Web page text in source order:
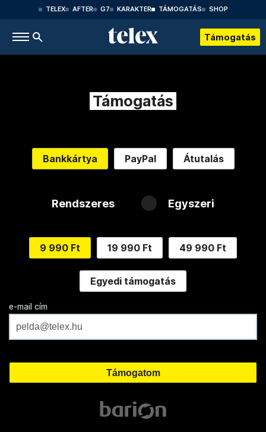
TELEX AFTER G7 KARAKTER TÁMOGATÁS SHOP
Támogatás
Támogatás
Bankkártya PayPal Átutalás
Rendszeres Egyszeri
9 990 Ft 19 990 Ft 49 990 Ft
Egyedi támogatás
e-mail cím